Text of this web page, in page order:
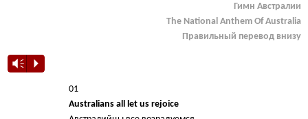
Гимн Австралии
The National Anthem Of Australia
Правильный перевод внизу
Vm P
01
Australians all let us rejoice